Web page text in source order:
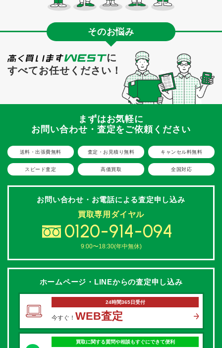
そのお悩み
に
すべてお任せください！
まずはお気軽に
お問い合わせ・査定をご依頼ください
送料・出張費無料 査定・お見積り無料 キャンセル料無料
スピード査定 高価買取 全国対応
お問い合わせ・お電話による査定申し込み
買取専用ダイヤル
0120-914-094
9:00〜18:30(年中無休)
ホームページ・LINEからの査定申し込み
24時間365日受付
今すぐ！ WEB査定
買取に関する質問や相談もすぐにできて便利